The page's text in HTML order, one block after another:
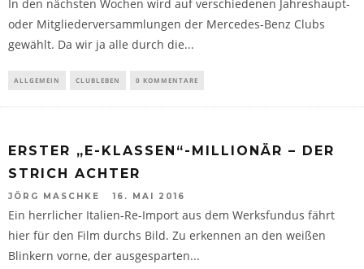
In den nächsten Wochen wird auf verschiedenen Jahreshaupt-
oder Mitgliederversammlungen der Mercedes-Benz Clubs
gewählt. Da wir ja alle durch die...
ALLGEMEIN CLUBLEBEN 0 KOMMENTARE
ERSTER „E-KLASSEN“-MILLIONÄR – DER
STRICH ACHTER
JÖRG MASCHKE 16. MAI 2016
Ein herrlicher Italien-Re-Import aus dem Werksfundus fährt
hier für den Film durchs Bild. Zu erkennen an den weißen
Blinkern vorne, der ausgesparten...